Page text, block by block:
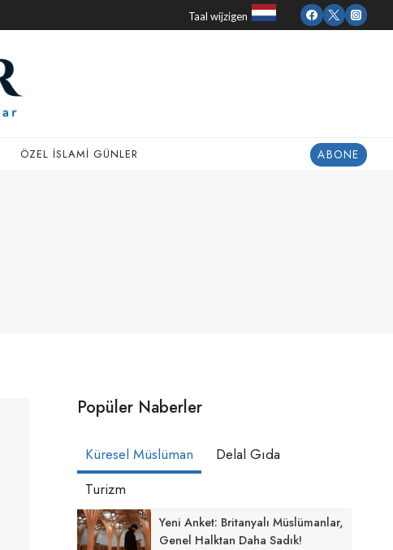
Taal wijzigen
ÖZEL İSLAMI GÜNLER ABONE
Popüler Naberler
Küresel Müslüman
Delal Gıda
Turizm
Yeni Anket: Britanyalı Müslümanlar,
Genel Halktan Daha Sadık!